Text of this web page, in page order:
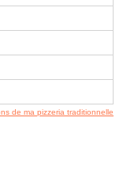
de ma pizzeria traditionnelle